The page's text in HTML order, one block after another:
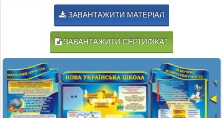
ЗАВАНТАЖИТИ МАТЕРІАЛ
ЗАВАНТАЖИТИ СЕРТИФІКАТ